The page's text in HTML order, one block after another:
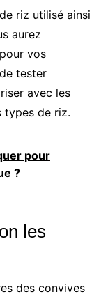
riz utilisé ainsi
aurez
vos
tester
avec les
types de riz.
pour
?
les
des convives